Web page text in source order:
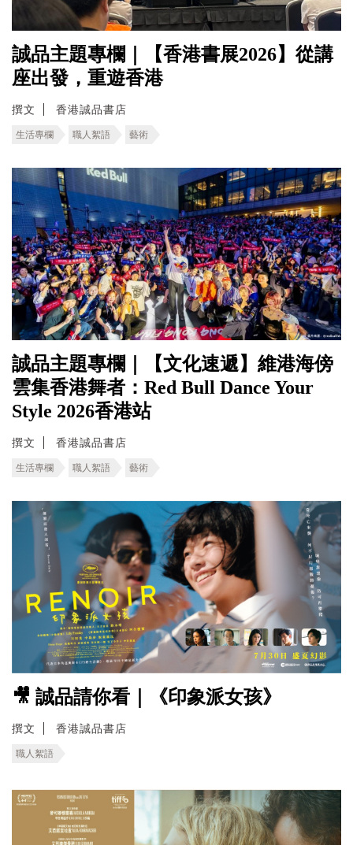
誠品主題專欄｜【香港書展2026】從講
座出發，重遊香港
撰文 香港誠品書店
生活專欄 職人絮語 藝術
誠品主題專欄｜【文化速遞】維港海傍
雲集香港舞者：Red Bull Dance Your
Style 2026香港站
撰文 香港誠品書店
生活專欄 職人絮語 藝術
🎥 誠品請你看｜《印象派女孩》
撰文 香港誠品書店
職人絮語